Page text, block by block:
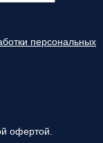
персональных
офертой.